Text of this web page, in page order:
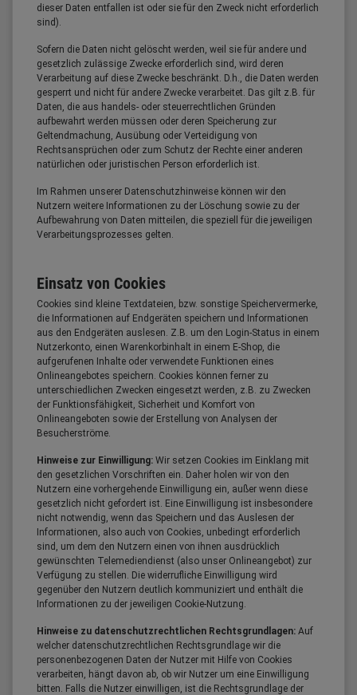
dieser Daten entfallen ist oder sie für den Zweck nicht erforderlich
sind).
Sofern die Daten nicht gelöscht werden, weil sie für andere und
gesetzlich zulässige Zwecke erforderlich sind, wird deren
Verarbeitung auf diese Zwecke beschränkt. D.h., die Daten werden
gesperrt und nicht für andere Zwecke verarbeitet. Das gilt z.B. für
Daten, die aus handels- oder steuerrechtlichen Gründen
aufbewahrt werden müssen oder deren Speicherung zur
Geltendmachung, Ausübung oder Verteidigung von
Rechtsansprüchen oder zum Schutz der Rechte einer anderen
natürlichen oder juristischen Person erforderlich ist.
Im Rahmen unserer Datenschutzhinweise können wir den
Nutzern weitere Informationen zu der Löschung sowie zu der
Aufbewahrung von Daten mitteilen, die speziell für die jeweiligen
Verarbeitungsprozesses gelten.
Einsatz von Cookies
Cookies sind kleine Textdateien, bzw. sonstige Speichervermerke,
die Informationen auf Endgeräten speichern und Informationen
aus den Endgeräten auslesen. Z.B. um den Login-Status in einem
Nutzerkonto, einen Warenkorbinhalt in einem E-Shop, die
aufgerufenen Inhalte oder verwendete Funktionen eines
Onlineangebotes speichern. Cookies können ferner zu
unterschiedlichen Zwecken eingesetzt werden, z.B. zu Zwecken
der Funktionsfähigkeit, Sicherheit und Komfort von
Onlineangeboten sowie der Erstellung von Analysen der
Besucherströme.
Hinweise zur Einwilligung: Wir setzen Cookies im Einklang mit
den gesetzlichen Vorschriften ein. Daher holen wir von den
Nutzern eine vorhergehende Einwilligung ein, außer wenn diese
gesetzlich nicht gefordert ist. Eine Einwilligung ist insbesondere
nicht notwendig, wenn das Speichern und das Auslesen der
Informationen, also auch von Cookies, unbedingt erforderlich
sind, um dem den Nutzern einen von ihnen ausdrücklich
gewünschten Telemediendienst (also unser Onlineangebot) zur
Verfügung zu stellen. Die widerrufliche Einwilligung wird
gegenüber den Nutzern deutlich kommuniziert und enthält die
Informationen zu der jeweiligen Cookie-Nutzung.
Hinweise zu datenschutzrechtlichen Rechtsgrundlagen: Auf
welcher datenschutzrechtlichen Rechtsgrundlage wir die
personenbezogenen Daten der Nutzer mit Hilfe von Cookies
verarbeiten, hängt davon ab, ob wir Nutzer um eine Einwilligung
bitten. Falls die Nutzer einwilligen, ist die Rechtsgrundlage der